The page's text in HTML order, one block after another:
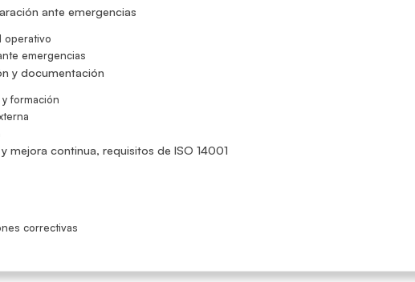
ante emergencias
operativo
emergencias
y documentación
formación
mejora continua, requisitos de ISO 14001
correctivas